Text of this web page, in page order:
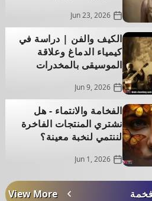
Jun 23, 2026
الكيف والفن | دراسة في
كيمياء الدماغ وعلاقة
الموسيقى بالمخدرات
Jun 9, 2026
الفخامة والانتماء - هل
نشتري المنتجات الفاخرة
لننتمي لنخبة معينة؟
Jun 1, 2026
View More